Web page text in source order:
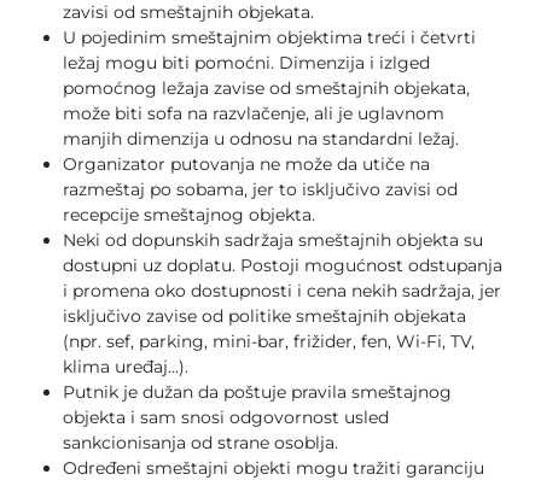
zavisi od smeštajnih objekata.
U pojedinim smeštajnim objektima treći i četvrti
ležaj mogu biti pomoćni. Dimenzija i izlged
pomoćnog ležaja zavise od smeštajnih objekata,
može biti sofa na razvlačenje, ali je uglavnom
manjih dimenzija u odnosu na standardni ležaj.
Organizator putovanja ne može da utiče na
razmeštaj po sobama, jer to isključivo zavisi od
recepcije smeštajnog objekta.
Neki od dopunskih sadržaja smeštajnih objekta su
dostupni uz doplatu. Postoji mogućnost odstupanja
i promena oko dostupnosti i cena nekih sadržaja, jer
isključivo zavise od politike smeštajnih objekata
(npr. sef, parking, mini-bar, frižider, fen, Wi-Fi, TV,
klima uređaj...).
Putnik je dužan da poštuje pravila smeštajnog
objekta i sam snosi odgovornost usled
sankcionisanja od strane osoblja.
Određeni smeštajni objekti mogu tražiti garanciju